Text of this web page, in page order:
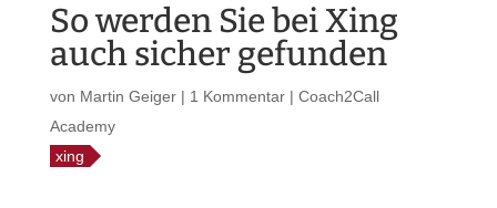
So werden Sie bei Xing
auch sicher gefunden
von Martin Geiger| 1 Kommentar| Coach2Call
Academy
xing